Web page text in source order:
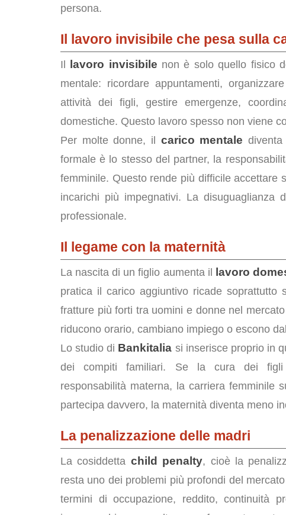
persona.
Il lavoro invisibile che pesa sulla
Il lavoro invisibile non è solo quello fisico
mentale: ricordare appuntamenti,
attività dei figli, gestire emergenze,
domestiche. Questo lavoro spesso non viene
Per molte donne, il carico mentale
formale è lo stesso del partner, la
femminile. Questo rende più difficile accettare
incarichi più impegnativi. La disuguaglianza
professionale.
Il legame con la maternità
La nascita di un figlio aumenta il lavoro
pratica il carico aggiuntivo ricade
fratture più forti tra uomini e donne nel
riducono orario, cambiano impiego o escono
Lo studio di Bankitalia si inserisce proprio in
dei compiti familiari. Se la cura dei figli
responsabilità materna, la carriera femminile
partecipa davvero, la maternità diventa meno
La penalizzazione delle madri
La cosiddetta child penalty, cioè la
resta uno dei problemi più profondi del
termini di occupazione, reddito, continuità